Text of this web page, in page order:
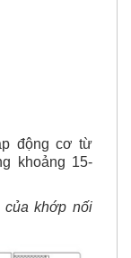
động cơ từ
khoảng 15-
của khớp nối